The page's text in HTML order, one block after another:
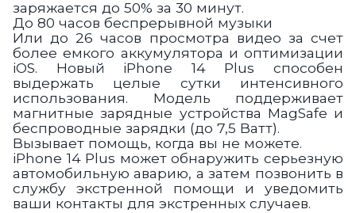
заряжается до 50% за 30 минут.
До 80 часов беспрерывной музыки
Или до 26 часов просмотра видео за счет
более емкого аккумулятора и оптимизации
iOS. Новый iPhone 14 Plus способен
выдержать целые сутки интенсивного
использования. Модель поддерживает
магнитные зарядные устройства MagSafe и
беспроводные зарядки (до 7,5 Ватт).
Вызывает помощь, когда вы не можете.
iPhone 14 Plus может обнаружить серьезную
автомобильную аварию, а затем позвонить в
службу экстренной помощи и уведомить
ваши контакты для экстренных случаев.